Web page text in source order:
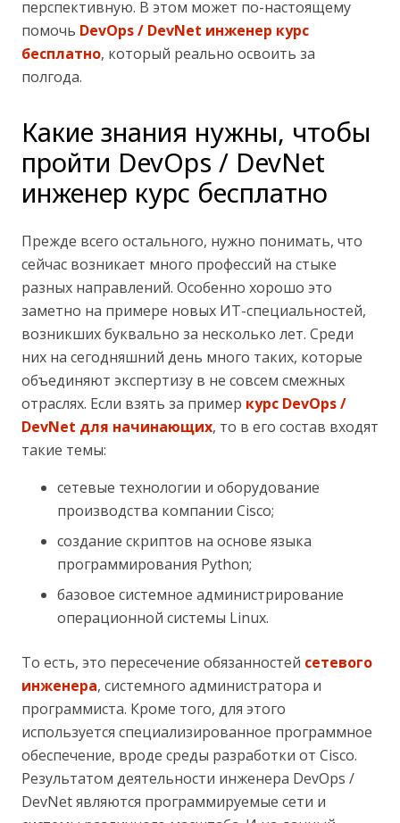
перспективную. В этом может по-настоящему
помочь DevOps / DevNet инженер курс
бесплатно, который реально освоить за
полгода.
Какие знания нужны, чтобы
пройти DevOps / DevNet
инженер курс бесплатно
Прежде всего остального, нужно понимать, что
сейчас возникает много профессий на стыке
разных направлений. Особенно хорошо это
заметно на примере новых ИТ-специальностей,
возникших буквально за несколько лет. Среди
них на сегодняшний день много таких, которые
объединяют экспертизу в не совсем смежных
отраслях. Если взять за пример курс DevOps /
DevNet для начинающих, то в его состав входят
такие темы:
сетевые технологии и оборудование
производства компании Cisco;
создание скриптов на основе языка
программирования Python;
базовое системное администрирование
операционной системы Linux.
То есть, это пересечение обязанностей сетевого
инженера, системного администратора и
программиста. Кроме того, для этого
используется специализированное программное
обеспечение, вроде среды разработки от Cisco.
Результатом деятельности инженера DevOps /
DevNet являются программируемые сети и